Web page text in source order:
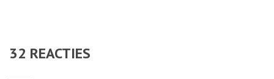
32 REACTIES